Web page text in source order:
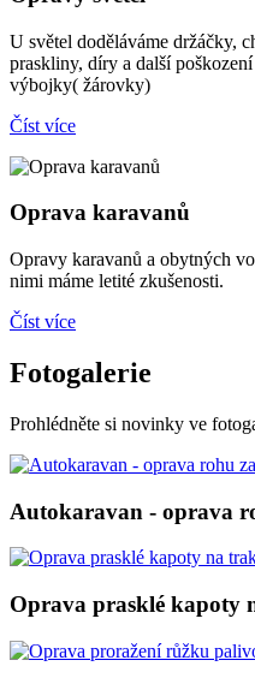
U světel doděláváme držáčky,
praskliny, díry a další
výbojky( žárovky)
Číst více
Oprava karavanů
Opravy karavanů a obytných
nimi máme letité zkušenosti.
Číst více
Fotogalerie
Prohlédněte si novinky ve
Autokaravan - oprava
Oprava prasklé kapoty